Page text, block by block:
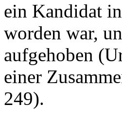
ein Kandidat
worden war,
aufgehoben
einer
249).